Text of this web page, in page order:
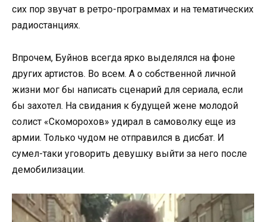
сих пор звучат в ретро-программах и на тематических
радиостанциях.
Впрочем, Буйнов всегда ярко выделялся на фоне
других артистов. Во всем. А о собственной личной
жизни мог бы написать сценарий для сериала, если
бы захотел. На свидания к будущей жене молодой
солист «Скоморохов» удирал в самоволку еще из
армии. Только чудом не отправился в дисбат. И
сумел-таки уговорить девушку выйти за него после
демобилизации.